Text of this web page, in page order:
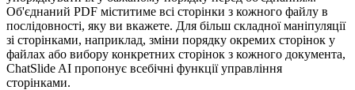
Об'єднаний PDF міститиме всі сторінки з кожного файлу в
послідовності, яку ви вкажете. Для більш складної маніпуляції
зі сторінками, наприклад, зміни порядку окремих сторінок у
файлах або вибору конкретних сторінок з кожного документа,
ChatSlide AI пропонує всебічні функції управління
сторінками.